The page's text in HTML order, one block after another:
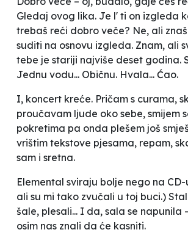
Gledaj ovog lika. Je l' ti on izgleda
trebaš reći dobro veče? Ne, ali
suditi na osnovu izgleda. Znam, ali
tebe je stariji najviše deset godina.
Jednu vodu... Običnu. Hvala... Ćao.
I, koncert kreće. Pričam s curama,
proučavam ljude oko sebe, smijem
pokretima pa onda plešem još
vrištim tekstove pjesama, repam,
sam i sretna.
Elemental sviraju bolje nego na
ali su mi tako zvučali u toj buci.)
šale, plesali... I da, sala se napunila
osim nas znali da će kasniti.